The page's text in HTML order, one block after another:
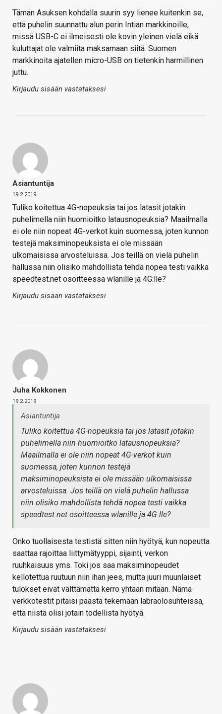
Tämän Asuksen kohdalla suurin syy lienee kuitenkin se,
että puhelin suunnattu alun perin Intian markkinoille,
missä USB-C ei ilmeisesti ole kovin yleinen vielä eikä
kuluttajat ole valmiita maksamaan siitä. Suomen
markkinoita ajatellen micro-USB on tietenkin harmillinen
juttu.
Kirjaudu sisään vastataksesi
Asiantuntija
19.2.2019
Tuliko koitettua 4G-nopeuksia tai jos latasit jotakin
puhelimella niin huomioitko latausnopeuksia? Maailmalla
ei ole niin nopeat 4G-verkot kuin suomessa, joten kunnon
testejä maksiminopeuksista ei ole missään
ulkomaisissa arvosteluissa. Jos teillä on vielä puhelin
hallussa niin olisiko mahdollista tehdä nopea testi vaikka
speedtest.net osoitteessa wlanille ja 4G:lle?
Kirjaudu sisään vastataksesi
Juha Kokkonen
19.2.2019
Asiantuntija
Tuliko koitettua 4G-nopeuksia tai jos latasit jotakin
puhelimella niin huomioitko latausnopeuksia?
Maailmalla ei ole niin nopeat 4G-verkot kuin
suomessa, joten kunnon testejä
maksiminopeuksista ei ole missään ulkomaisissa
arvosteluissa. Jos teillä on vielä puhelin hallussa
niin olisiko mahdollista tehdä nopea testi vaikka
speedtest.net osoitteessa wlanille ja 4G:lle?
Onko tuollaisesta testistä sitten niin hyötyä, kun nopeutta
saattaa rajoittaa liittymätyyppi, sijainti, verkon
ruuhkaisuus yms. Toki jos saa maksiminopeudet
kellotettua ruutuun niin ihan jees, mutta juuri muunlaiset
tulokset eivät välttämättä kerro yhtään mitään. Nämä
verkkotestit pitäisi päästä tekemään labraolosuhteissa,
että niistä olisi jotain todellista hyötyä.
Kirjaudu sisään vastataksesi